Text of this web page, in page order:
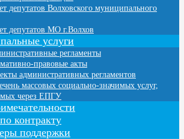
депутатов Волховского муниципального
депутатов МО г.Волхов
услуги
регламенты
правовые акты
административных регламентов
массовых социально-значимых услуг,
через ЕПГУ
контракту
поддержки